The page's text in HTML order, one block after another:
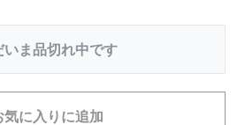
いま品切れ中です
気に入りに追加